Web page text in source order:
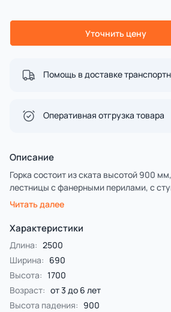
Уточнить цену
Помощь в доставке
Оперативная отгрузка товара
Описание
Горка состоит из ската высотой 900
лестницы с фанерными перилами, с
из влагостойкой противоскользящей
Читать далее
Характеристики
Длина: 2500
Ширина: 690
Высота: 1700
Возраст: от 3 до 6 лет
Высота падения: 900